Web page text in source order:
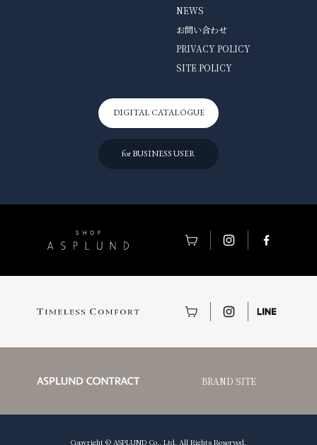
NEWS
お問い合わせ
PRIVACY POLICY
SITE POLICY
DIGITAL CATALOGUE
for BUSINESS USER
BRAND SITE
Copyright © ASPLUND Co., Ltd. All Rights Reserved.